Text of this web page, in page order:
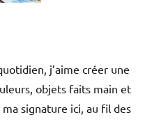
j’aime créer une
objets faits main et
signature ici, au fil des